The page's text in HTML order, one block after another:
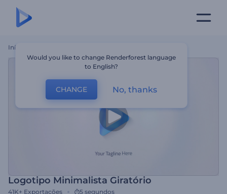
Início
Logotipo Minimalista Giratório
41K+ Exportações 5 segundos
Would you like to change Renderforest language
to English?
CHANGE No, thanks